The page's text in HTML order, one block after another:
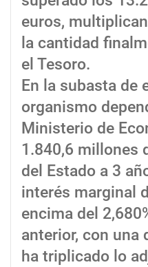
euros,
la cantidad
el Tesoro.
En la subasta de
organismo
Ministerio de
1.840,6 millones
del Estado a 3
interés marginal
encima del
anterior, con una
ha triplicado lo